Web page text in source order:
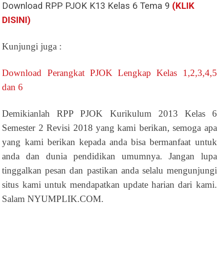
Download RPP PJOK K13 Kelas 6 Tema 9 (KLIK
DISINI)
Kunjungi juga :
Download Perangkat PJOK Lengkap Kelas 1,2,3,4,5
dan 6
Demikianlah RPP PJOK Kurikulum 2013 Kelas 6
Semester 2 Revisi 2018 yang kami berikan, semoga apa
yang kami berikan kepada anda bisa bermanfaat untuk
anda dan dunia pendidikan umumnya. Jangan lupa
tinggalkan pesan dan pastikan anda selalu mengunjungi
situs kami untuk mendapatkan update harian dari kami.
Salam NYUMPLIK.COM.